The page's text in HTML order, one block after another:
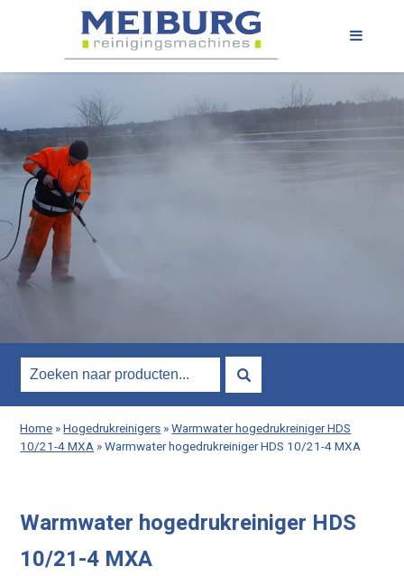
Home»Hogedrukreinigers»Warmwater hogedrukreiniger HDS
10/21-4 MXA»Warmwater hogedrukreiniger HDS 10/21-4 MXA
Warmwater hogedrukreiniger HDS
10/21-4 MXA